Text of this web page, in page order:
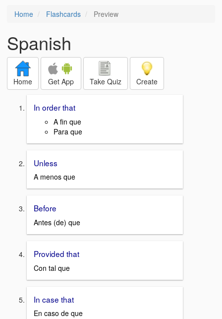
Home Flashcards Preview
Spanish
Home Get App Take Quiz Create
In order that
A fin que
Para que
Unless
A menos que
Before
Antes (de) que
Provided that
Con tal que
In case that
En caso de que